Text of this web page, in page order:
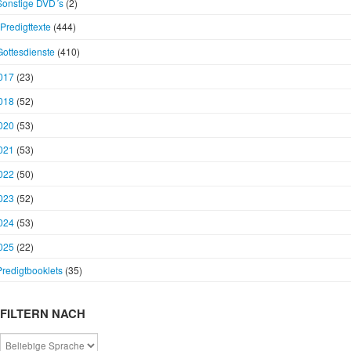
DVD´s (2)
Predigttexte (444)
(410)
(23)
(52)
(53)
(53)
(50)
(52)
(53)
(22)
(35)
FILTERN NACH